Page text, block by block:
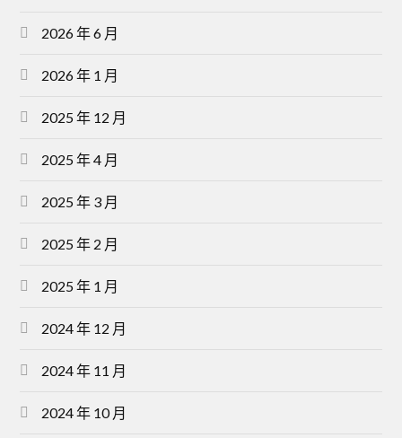
2026 年 6 月
2026 年 1 月
2025 年 12 月
2025 年 4 月
2025 年 3 月
2025 年 2 月
2025 年 1 月
2024 年 12 月
2024 年 11 月
2024 年 10 月